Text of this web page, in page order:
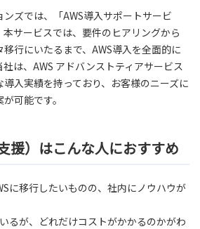
ズでは、「AWS導入サポートサービ
サービスでは、要件のヒアリングから
行にいたるまで、AWS導入を全面的に
は、AWS アドバンストティアサービス
入実績を持っており、お客様のニーズに
可能です。
援）はこんな人におすすめ
に移行したいものの、社内にノウハウが
るが、どれだけコストがかかるのかがわ